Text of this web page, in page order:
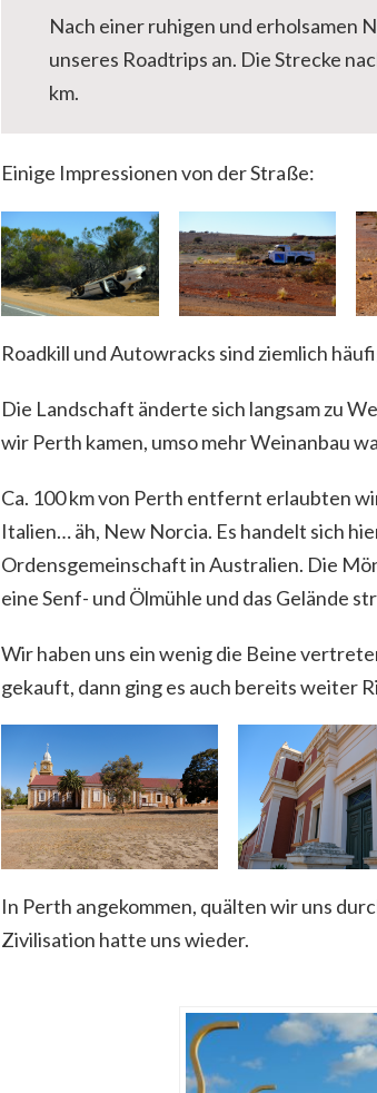
Nach einer ruhigen und erholsamen
unseres Roadtrips an. Die Strecke
km.
Einige Impressionen von der Straße:
Roadkill und Autowracks sind ziemlich
Die Landschaft änderte sich langsam zu
wir Perth kamen, umso mehr Weinanbau
Ca. 100 km von Perth entfernt erlaubten
Italien… äh, New Norcia. Es handelt sich
Ordensgemeinschaft in Australien. Die
eine Senf- und Ölmühle und das Gelände
Wir haben uns ein wenig die Beine
gekauft, dann ging es auch bereits weiter
In Perth angekommen, quälten wir uns
Zivilisation hatte uns wieder.